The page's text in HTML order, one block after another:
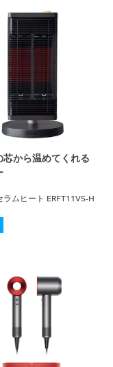
芯から温めてくれる
ラムヒート ERFT11VS-H